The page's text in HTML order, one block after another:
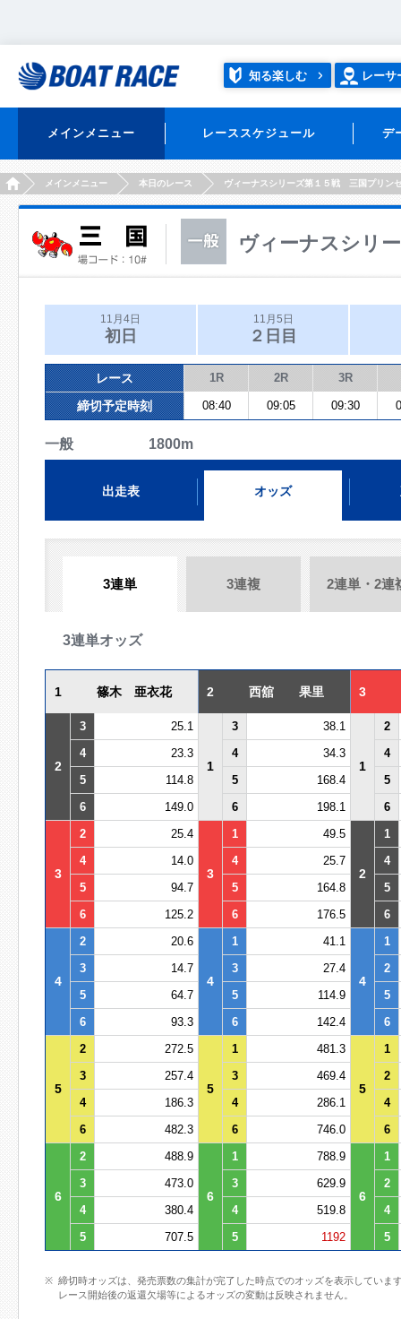
知る楽しむ レーサ
メインメニュー レーススケジュール デ
HOMEメインメニュー 本日のレース ヴィーナスシリーズ第１５戦 三国プリン
ヴィーナスシリ
11月4日
初日
11月5日
２日目
レース 1R 2R 3R
締切予定時刻 08:40 09:05 09:30
一般 1800m
出走表 オッズ
3連単 3連複 2連単・2連
3連単オッズ
1 篠木 亜衣花 2 西舘 果里 3
2
3 25.1
1
3 38.1
1
2
4
23.3 4 34.3
4
5
114.8 5 168.4
5
6
149.0 6 198.1 6
3
2 25.4
3
1 49.5
2
1
4
14.0 4 25.7
4
5
94.7 5 164.8
5
6
125.2 6 176.5 6
4
2 20.6
4
1 41.1
4
1
3
14.7 3 27.4
2
5
64.7 5 114.9
5
6
93.3 6 142.4 6
5
2 272.5
5
1 481.3
5
1
3
257.4 3 469.4
2
4
186.3 4 286.1
4
6
482.3 6 746.0 6
6
2 488.9
6
1 788.9
6
1
3
473.0 3 629.9
2
4
380.4 4 519.8
4
5
707.5 5 1192 5
締切時オッズは、発売票数の集計が完了した時点でのオッズを表示していま
レース開始後の返還欠場等によるオッズの変動は反映されません。